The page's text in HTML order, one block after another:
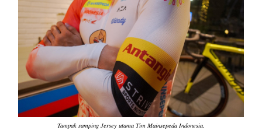
Tampak samping Jersey utama Tim Mainsepeda Indonesia.